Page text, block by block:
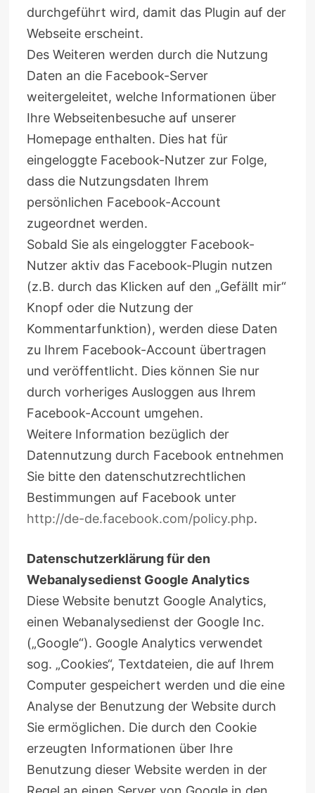
durchgeführt wird, damit das Plugin auf der
Webseite erscheint.
Des Weiteren werden durch die Nutzung
Daten an die Facebook-Server
weitergeleitet, welche Informationen über
Ihre Webseitenbesuche auf unserer
Homepage enthalten. Dies hat für
eingeloggte Facebook-Nutzer zur Folge,
dass die Nutzungsdaten Ihrem
persönlichen Facebook-Account
zugeordnet werden.
Sobald Sie als eingeloggter Facebook-
Nutzer aktiv das Facebook-Plugin nutzen
(z.B. durch das Klicken auf den „Gefällt mir“
Knopf oder die Nutzung der
Kommentarfunktion), werden diese Daten
zu Ihrem Facebook-Account übertragen
und veröffentlicht. Dies können Sie nur
durch vorheriges Ausloggen aus Ihrem
Facebook-Account umgehen.
Weitere Information bezüglich der
Datennutzung durch Facebook entnehmen
Sie bitte den datenschutzrechtlichen
Bestimmungen auf Facebook unter
http://de-de.facebook.com/policy.php.
Datenschutzerklärung für den
Webanalysedienst Google Analytics
Diese Website benutzt Google Analytics,
einen Webanalysedienst der Google Inc.
(„Google“). Google Analytics verwendet
sog. „Cookies“, Textdateien, die auf Ihrem
Computer gespeichert werden und die eine
Analyse der Benutzung der Website durch
Sie ermöglichen. Die durch den Cookie
erzeugten Informationen über Ihre
Benutzung dieser Website werden in der